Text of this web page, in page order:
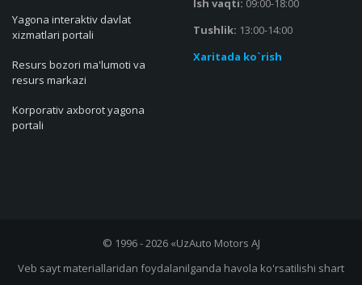
Yagona interaktiv davlat
xizmatlari portali
Resurs bozori ma'lumoti va
resurs markazi
Korporativ axborot yagona
portali
Ish vaqti: 09:00-18:00
Tushlik: 13:00-14:00
Xaritada ko`rish
© 1996 - 2026 «UzAuto Motors AJ
Veb sayt materiallaridan foydalanilganda havola ko'rsatilishi shart